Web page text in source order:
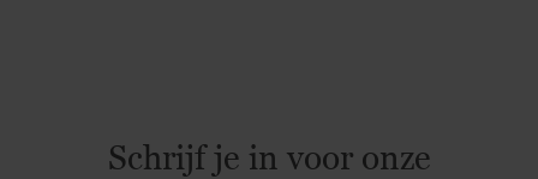
Schrijf je in voor onze